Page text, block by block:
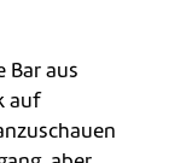
Bar aus
auf